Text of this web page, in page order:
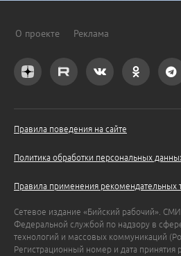
О проекте Реклама
Правила поведения на сайте
Политика обработки персональных
Правила применения рекомендательных
Сетевое издание «Бийский рабочий».
Федеральной службой по надзору в
технологий и массовых коммуникаций
Регистрационный номер и дата принятия